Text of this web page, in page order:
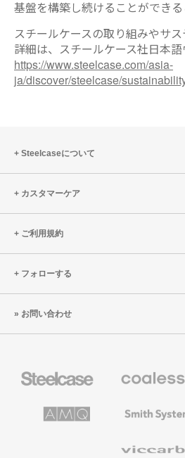
基盤を構築し続けることができる
スチールケースの取り組みやサ
詳細は、スチールケース社日本
https://www.steelcase.com/asia-
ja/discover/steelcase/
Steelcaseについて
カスタマーケア
ご利用規約
フォローする
お問い合わせ
Solutions
System